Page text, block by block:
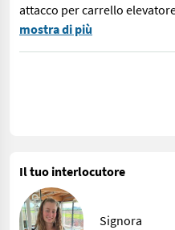
attacco per carrello
N. 70788 Spazzatrice KEH
mostra di più
Il tuo interlocutore
Signora